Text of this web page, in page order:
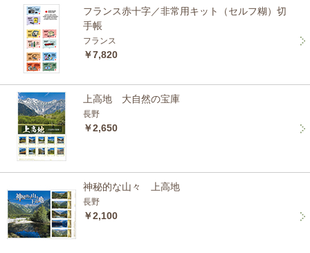
フランス赤十字／非常用キット（セルフ糊）切
手帳
フランス
￥7,820
上高地 大自然の宝庫
長野
￥2,650
神秘的な山々 上高地
長野
￥2,100